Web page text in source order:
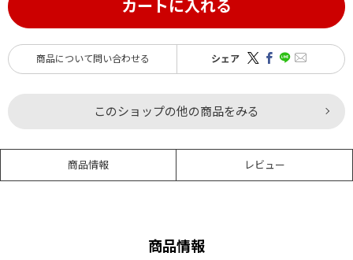
カートに入れる
商品について問い合わせる シェア
このショップの他の商品をみる
商品情報 レビュー
商品情報